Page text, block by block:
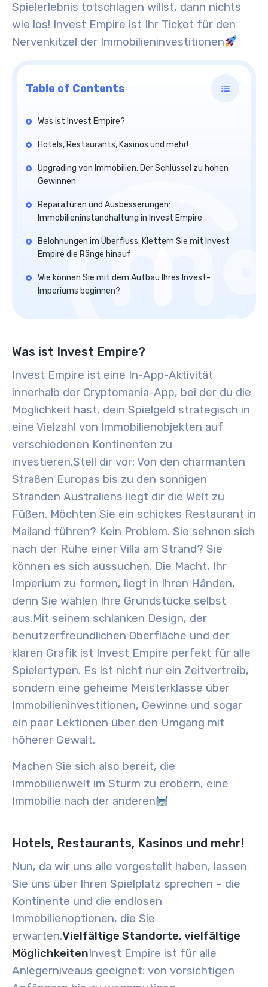
Spielerlebnis totschlagen willst, dann nichts
wie los! Invest Empire ist Ihr Ticket für den
Nervenkitzel der Immobilieninvestitionen
Table of Contents
Was ist Invest Empire?
Hotels, Restaurants, Kasinos und mehr!
Upgrading von Immobilien: Der Schlüssel zu hohen
Gewinnen
Reparaturen und Ausbesserungen:
Immobilieninstandhaltung in Invest Empire
Belohnungen im Überfluss: Klettern Sie mit Invest
Empire die Ränge hinauf
Wie können Sie mit dem Aufbau Ihres Invest-
Imperiums beginnen?
Was ist Invest Empire?
Invest Empire ist eine In-App-Aktivität
innerhalb der Cryptomania-App, bei der du die
Möglichkeit hast, dein Spielgeld strategisch in
eine Vielzahl von Immobilienobjekten auf
verschiedenen Kontinenten zu
investieren.Stell dir vor: Von den charmanten
Straßen Europas bis zu den sonnigen
Stränden Australiens liegt dir die Welt zu
Füßen. Möchten Sie ein schickes Restaurant in
Mailand führen? Kein Problem. Sie sehnen sich
nach der Ruhe einer Villa am Strand? Sie
können es sich aussuchen. Die Macht, Ihr
Imperium zu formen, liegt in Ihren Händen,
denn Sie wählen Ihre Grundstücke selbst
aus.Mit seinem schlanken Design, der
benutzerfreundlichen Oberfläche und der
klaren Grafik ist Invest Empire perfekt für alle
Spielertypen. Es ist nicht nur ein Zeitvertreib,
sondern eine geheime Meisterklasse über
Immobilieninvestitionen, Gewinne und sogar
ein paar Lektionen über den Umgang mit
höherer Gewalt.
Machen Sie sich also bereit, die
Immobilienwelt im Sturm zu erobern, eine
Immobilie nach der anderen
Hotels, Restaurants, Kasinos und mehr!
Nun, da wir uns alle vorgestellt haben, lassen
Sie uns über Ihren Spielplatz sprechen – die
Kontinente und die endlosen
Immobilienoptionen, die Sie
erwarten.Vielfältige Standorte, vielfältige
MöglichkeitenInvest Empire ist für alle
Anlegerniveaus geeignet: von vorsichtigen